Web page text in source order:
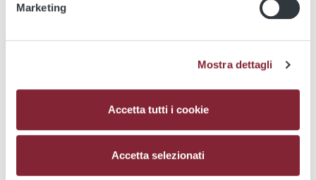
Marketing
Mostra dettagli
Accetta tutti i cookie
Accetta selezionati
Card
Tap & Go
Bpiù – Titoli Digitali su App Partner
+Ricicli+Viaggi